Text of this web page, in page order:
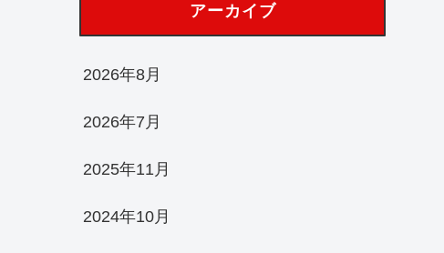
アーカイブ
2026年8月
2026年7月
2025年11月
2024年10月